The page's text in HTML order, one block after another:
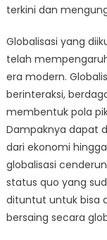
terkini dan
Globalisasi yang
telah
era modern.
berinteraksi,
membentuk pola
Dampaknya dapat
dari ekonomi
globalisasi
status quo yang
dituntut untuk bisa
bersaing secara